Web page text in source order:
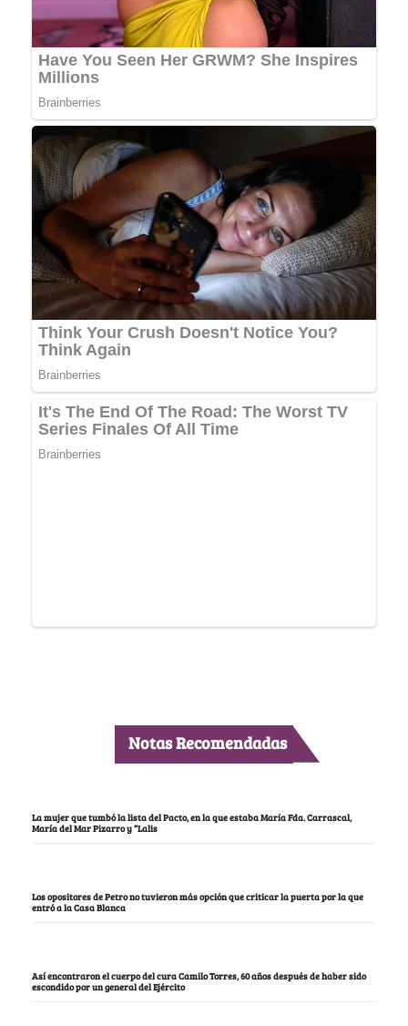
Notas Recomendadas
La mujer que tumbó la lista del Pacto, en la que estaba María Fda. Carrascal,
María del Mar Pizarro y “Lalis
Los opositores de Petro no tuvieron más opción que criticar la puerta por la que
entró a la Casa Blanca
Así encontraron el cuerpo del cura Camilo Torres, 60 años después de haber sido
escondido por un general del Ejército